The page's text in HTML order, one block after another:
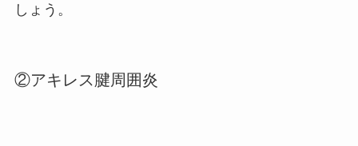
しょう。
②アキレス腱周囲炎